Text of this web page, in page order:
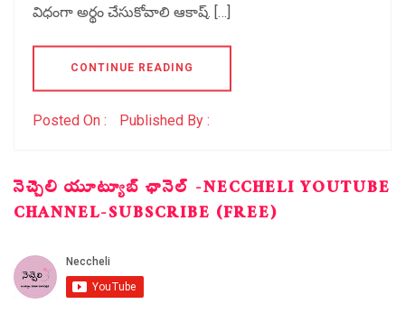
విధంగా అర్థం చేసుకోవాలి ఆకాష్. […]
CONTINUE READING
Posted On : Published By :
నెచ్చెలి యూట్యూబ్ ఛానెల్ -NECCHELI YOUTUBE
CHANNEL-SUBSCRIBE (FREE)